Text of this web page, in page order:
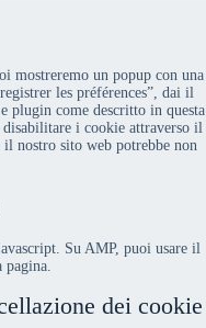
mostreremo un popup con una
les préférences”, dai il
plugin come descritto in questa
i cookie attraverso il
nostro sito web potrebbe non
Su AMP, puoi usare il
pagina.
dei cookie